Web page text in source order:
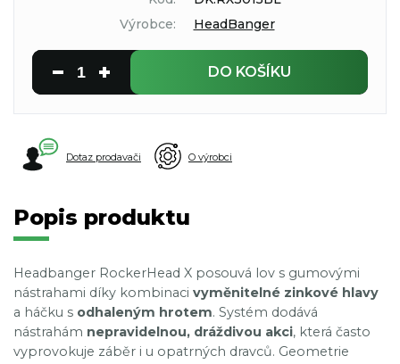
Výrobce:
HeadBanger
DO KOŠÍKU
Dotaz prodavači O výrobci
Popis produktu
Headbanger RockerHead X posouvá lov s gumovými
nástrahami díky kombinaci vyměnitelné zinkové hlavy
a háčku s odhaleným hrotem. Systém dodává
nástrahám nepravidelnou, dráždivou akci, která často
vyprovokuje záběr i u opatrných dravců. Geometrie